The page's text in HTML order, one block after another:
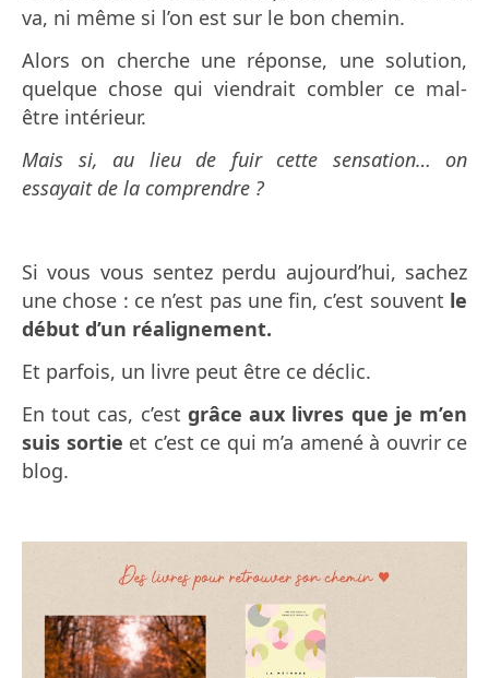
va, ni même si l’on est sur le bon chemin.
Alors on cherche une réponse, une solution,
quelque chose qui viendrait combler ce mal-
être intérieur.
Mais si, au lieu de fuir cette sensation… on
essayait de la comprendre ?
Si vous vous sentez perdu aujourd’hui, sachez
une chose : ce n’est pas une fin, c’est souvent le
début d’un réalignement.
Et parfois, un livre peut être ce déclic.
En tout cas, c’est grâce aux livres que je m’en
suis sortie et c’est ce qui m’a amené à ouvrir ce
blog.